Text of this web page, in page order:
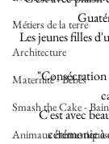
Métiers de la terre
Architecture
Maternité - Bébés
Smash the Cake -
Animaux domestiques
Les jeunes filles
"Consécration
C'est avec
cérémonie